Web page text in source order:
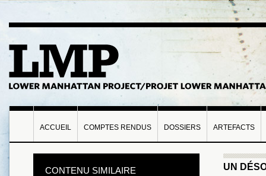
ACCUEIL COMPTES RENDUS DOSSIERS ARTEFACTS
UN
CONTENU SIMILAIRE